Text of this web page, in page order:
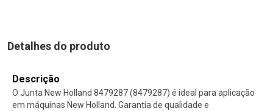
Detalhes do produto
Descrição
O Junta New Holland 8479287 (8479287) é ideal para aplicação
em máquinas New Holland. Garantia de qualidade e